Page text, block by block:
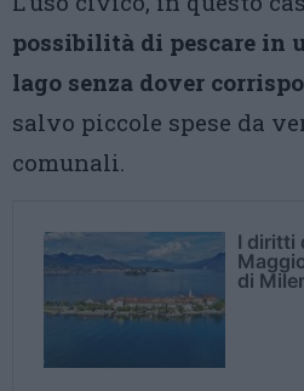
possibilità di pescare in
lago senza dover
salvo piccole spese da
comunali.